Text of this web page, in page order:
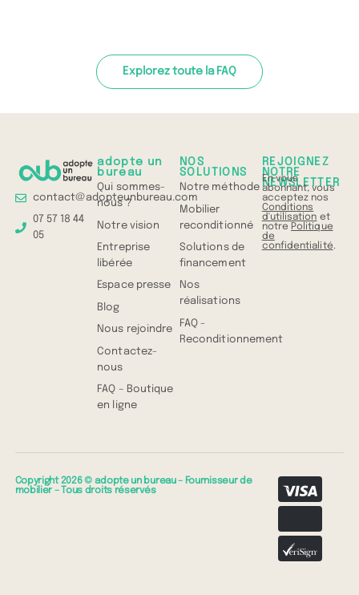
Explorez toute la FAQ
contact@adopteunbureau.com
07 57 18 44
05
adopte un
bureau
Qui sommes-
nous ?
Notre vision
Entreprise
libérée
Espace presse
Blog
Nous rejoindre
Contactez-
nous
FAQ – Boutique
en ligne
NOS
SOLUTIONS
Notre méthode
Mobilier
reconditionné
Solutions de
financement
Nos
réalisations
FAQ -
Reconditionnement
REJOIGNEZ
NOTRE
NEWSLETTER
En vous
abonnant, vous
acceptez nos
Conditions
d'utilisation et
notre Politique
de
confidentialité.
Copyright 2026 © adopte un bureau – Fournisseur de
mobilier – Tous droits réservés